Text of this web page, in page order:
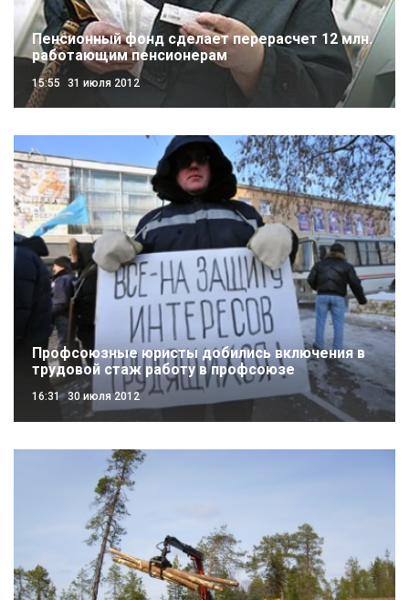
Пенсионный фонд сделает перерасчет 12 млн.
работающим пенсионерам
15:55 31 июля 2012
Профсоюзные юристы добились включения в
трудовой стаж работу в профсоюзе
16:31 30 июля 2012